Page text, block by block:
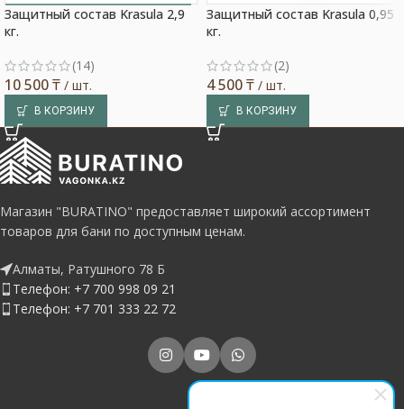
Выбор покупателя
Защитный состав Krasula 2,9
кг.
(14)
10 500₸ / шт.
В КОРЗИНУ
Защитный состав Krasula 0,95
кг.
(2)
4 500₸ / шт.
В КОРЗИНУ
Магазин "BURATINO" предоставляет широкий ассортимент
товаров для бани по доступным ценам.
Алматы, Ратушного 78 Б
Телефон: +7 700 998 09 21
Телефон: +7 701 333 22 72